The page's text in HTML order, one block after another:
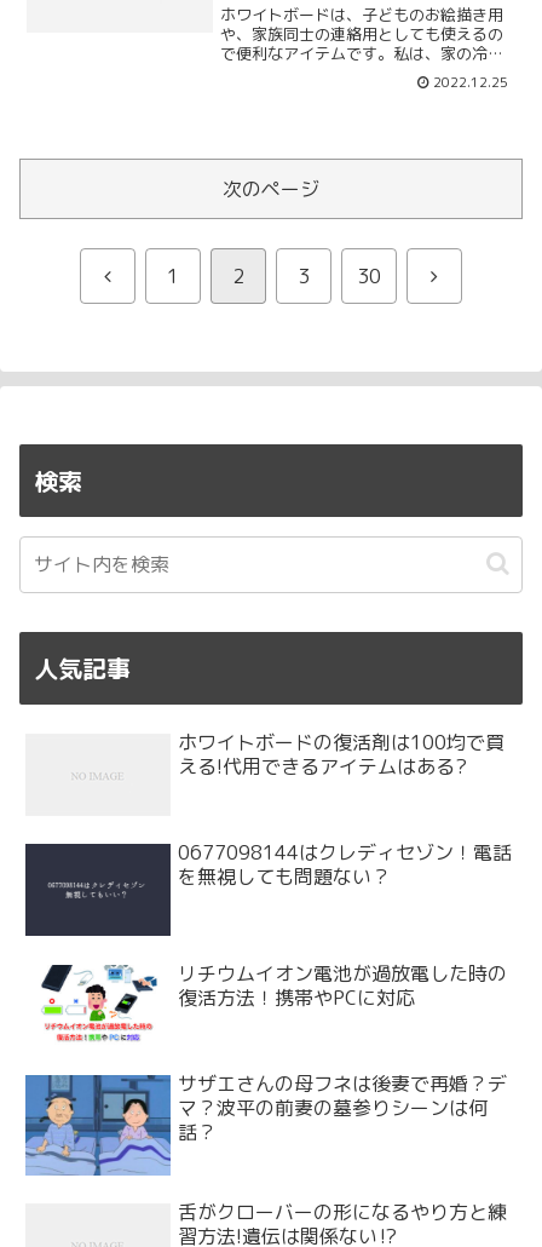
ホワイトボードは、子どものお絵描き用
や、家族同士の連絡用としても使えるの
で便利なアイテムです。私は、家の冷蔵
庫に掛けて、覚えておかなければいけな
いことや、ちょっとしたメモとして使っ
2022.12.25
次のページ
前
1 2 3 30
次
検索
人気記事
ホワイトボードの復活剤は100均で買
える!代用できるアイテムはある?
0677098144はクレディセゾン！電話
を無視しても問題ない？
リチウムイオン電池が過放電した時の
復活方法！携帯やPCに対応
サザエさんの母フネは後妻で再婚？デ
マ？波平の前妻の墓参りシーンは何
話？
舌がクローバーの形になるやり方と練
習方法!遺伝は関係ない⁉